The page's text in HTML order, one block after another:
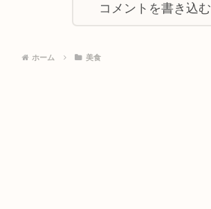
コメントを書き込む
ホーム 美食